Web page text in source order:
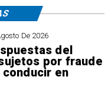
De 2026
del
por fraude
en